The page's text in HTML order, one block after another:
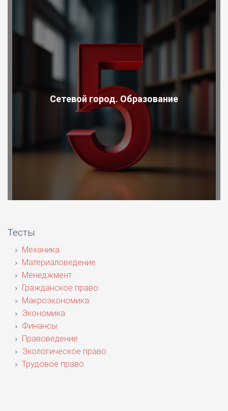
Сетевой город. Образование
Тесты
Механика
Материаловедение
Менеджмент
Гражданское право
Макроэкономика
Экономика
Финансы
Правоведение
Экологическое право
Трудовое право